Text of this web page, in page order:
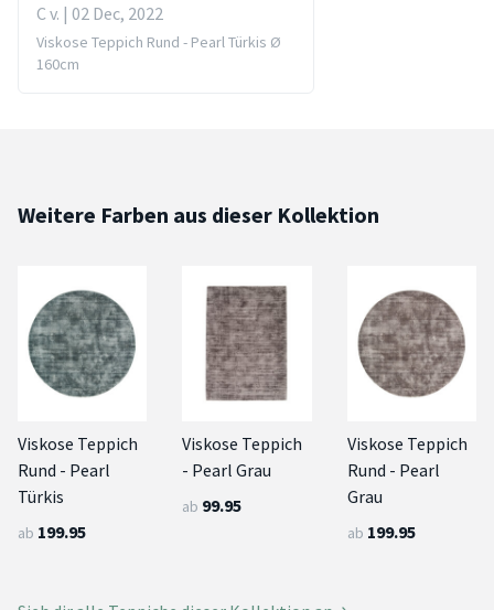
C v. | 02 Dec, 2022
Viskose Teppich Rund - Pearl Türkis Ø
160cm
Weitere Farben aus dieser Kollektion
Viskose Teppich
Rund - Pearl
Türkis
ab 199.95
Viskose Teppich
- Pearl Grau
ab 99.95
Viskose Teppich
Rund - Pearl
Grau
ab 199.95